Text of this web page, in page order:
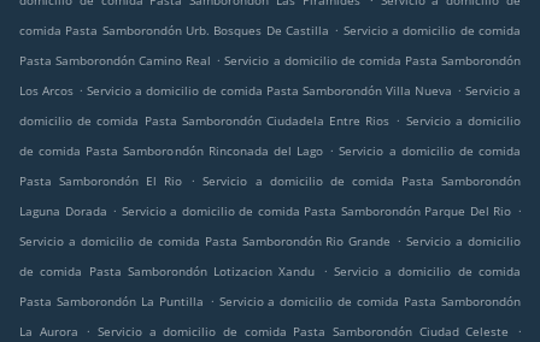
comida Pasta Samborondón Urb. Bosques De Castilla . Servicio a domicilio de comida
Pasta Samborondón Camino Real . Servicio a domicilio de comida Pasta Samborondón
Los Arcos . Servicio a domicilio de comida Pasta Samborondón Villa Nueva . Servicio a
domicilio de comida Pasta Samborondón Ciudadela Entre Rios . Servicio a domicilio
de comida Pasta Samborondón Rinconada del Lago . Servicio a domicilio de comida
Pasta Samborondón El Rio
. Servicio a domicilio de comida Pasta Samborondón
Laguna Dorada . Servicio a domicilio de comida Pasta Samborondón Parque Del Rio .
Servicio a domicilio de comida Pasta Samborondón Rio Grande . Servicio a domicilio
de comida Pasta Samborondón Lotizacion Xandu
. Servicio a domicilio de comida
Pasta Samborondón La Puntilla . Servicio a domicilio de comida Pasta Samborondón
La Aurora
. Servicio a domicilio de comida Pasta Samborondón Ciudad Celeste
.